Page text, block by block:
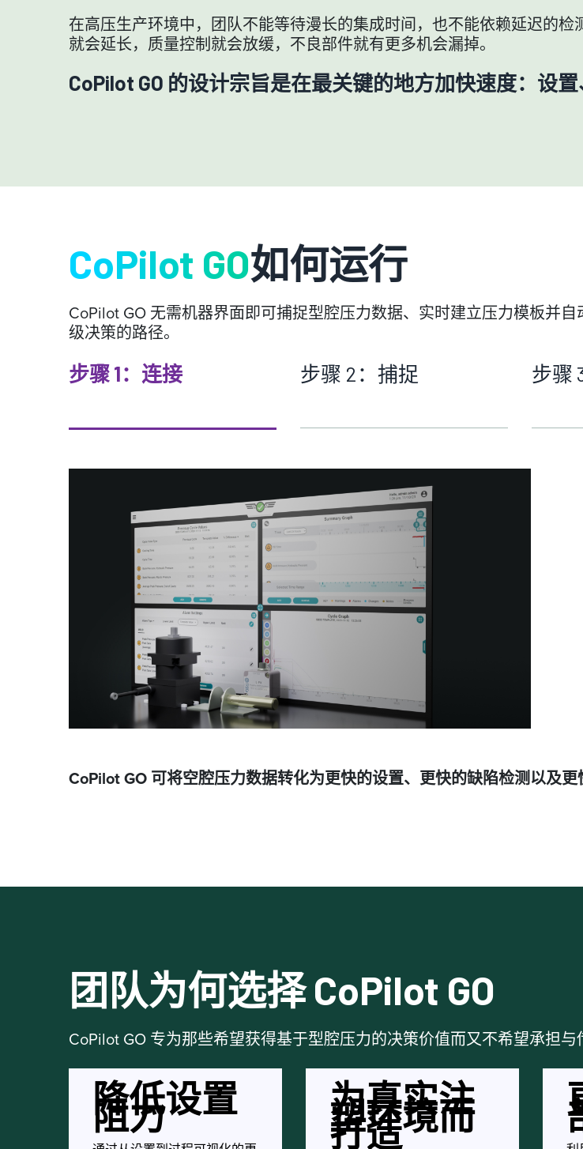
在高压生产环境中，团队不能等待漫长的集成时间，也不能依赖延迟的
就会延长，质量控制就会放缓，不良部件就有更多机会漏掉。
CoPilot GO 的设计宗旨是在最关键的地方加快速度：设置
CoPilot GO如何运行
CoPilot GO 无需机器界面即可捕捉型腔压力数据、实时建立压力模板并
级决策的路径。
步骤 1：连接 步骤 2：捕捉 步骤
CoPilot GO 可将空腔压力数据转化为更快的设置、更快的缺陷检测以及更
团队为何选择 CoPilot GO
CoPilot GO 专为那些希望获得基于型腔压力的决策价值而又不希望承担与
降低设置
阻力 为真实注
塑环境而
打造